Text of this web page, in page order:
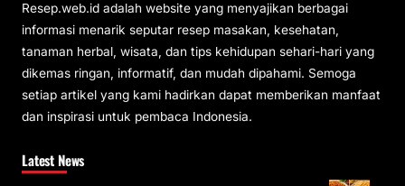
Resep.web.id adalah website yang menyajikan berbagai
informasi menarik seputar resep masakan, kesehatan,
tanaman herbal, wisata, dan tips kehidupan sehari-hari yang
dikemas ringan, informatif, dan mudah dipahami. Semoga
setiap artikel yang kami hadirkan dapat memberikan manfaat
dan inspirasi untuk pembaca Indonesia.
Latest News